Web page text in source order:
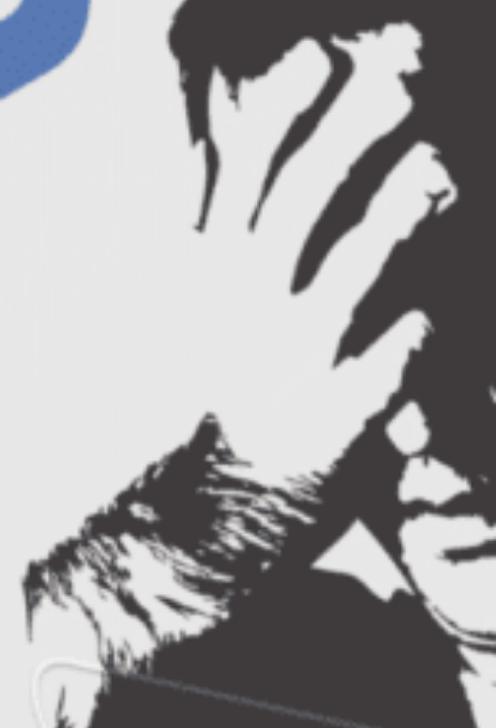
Semnalizatoarele sunt elemente prin
intermediul carora se atrage atentia
participantilor la trafic cu privire la zonele
pe care treubie sa le ocoleasca, pentru ca
orice fel de accident sa fie evitat. Insa nu
orice fel de semnalizator este unul util. Este
foarte important ca aceste obiecte sa
bifeze o serie de criterii, pentru ca ele sa isi
indeplineasca rolul in mod eficient si sa
merite o investitie din partea ta. Iata care
sunt cele mai importante trei calitati pe
care le au doar produsele de top, din
Trei criterii in functie de care sa alegi
Rolul semnalizatoarelor este acela de a
marca spatiile pe care pietonii, soferii,
biciclistii si toti ceilalti participanti la trafic
trebuie sa le evite, atunci cand circula.
Acestea se folosesc indeosebi in cazul in
care se desfasoara lucrari de modernizare,
insa sunt utile si daca se produc avarii la
nivelul conductelor din subteran. Totodata,
ele pot fi utile si pentru a marca existenta
unor obiecte pe carosabil sau a petrecerii
unui accident. Iata care sunt cele mai
importante trei calitati pe care trebuie sa le
aiba cele mai bune semnalizatoare rutiere!